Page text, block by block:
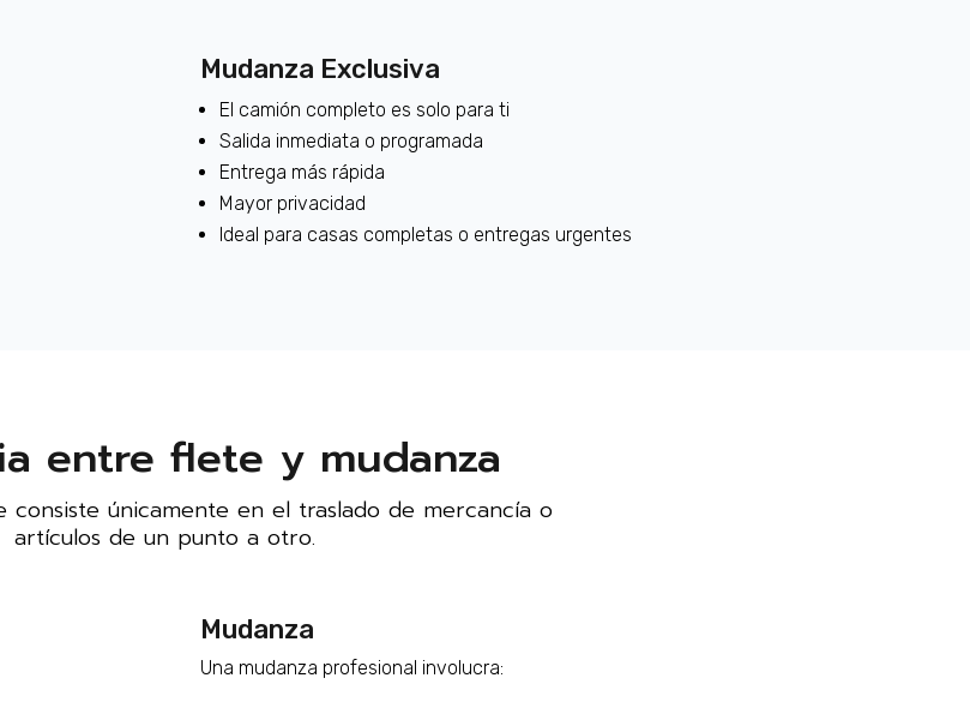
Mudanza Exclusiva
El camión completo es solo para ti
Salida inmediata o programada
Entrega más rápida
Mayor privacidad
Ideal para casas completas o entregas urgentes
entre flete y mudanza
consiste únicamente en el traslado de mercancía o
artículos de un punto a otro.
Mudanza
Una mudanza profesional involucra: